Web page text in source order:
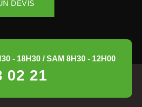
DEVIS
- 18H30 / SAM 8H30 - 12H00
02 21